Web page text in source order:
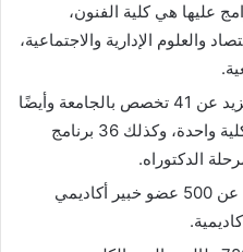
البرامج عليها هي كلية الفنون،
والعلوم الإدارية والاجتماعية،
تحتوي هذه الكليات على ما يزيد عن 41 تخصص بالجامعة وأيضًا
17 برنامج درجة زمالة داخل كلية واحدة، وكذلك 36 برنامج
الكادر الأكاديمي يضم ما يزيد عن 500 عضو خبير أكاديمي